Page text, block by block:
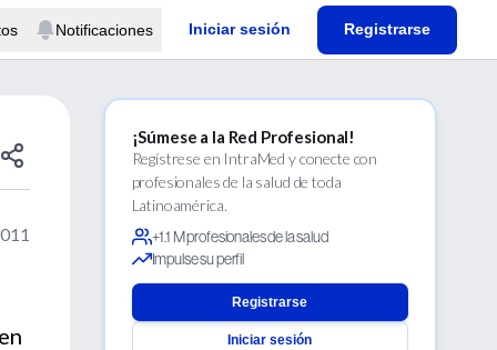
Notificaciones Iniciar sesión Registrarse
¡Súmese a la Red Profesional!
Regístrese en IntraMed y conecte con
profesionales de la salud de toda
Latinoamérica.
+1.1 M profesionales de la salud
Impulse su perfil
Registrarse
Iniciar sesión